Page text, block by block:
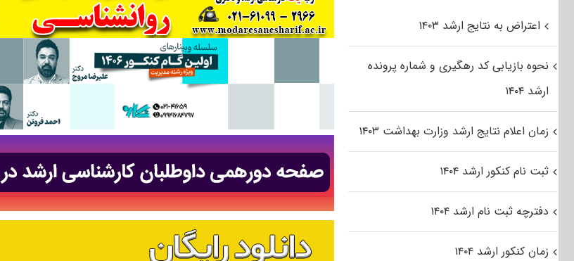
اعتراض به نتایج ارشد ۱۴۰۳
نحوه بازیابی کد رهگیری و شماره پرونده
ارشد ۱۴۰۴
زمان اعلام نتایج ارشد وزارت بهداشت ۱۴۰۳
ثبت نام کنکور ارشد ۱۴۰۴
دفترچه ثبت نام ارشد ۱۴۰۴
زمان کنکور ارشد ۱۴۰۴